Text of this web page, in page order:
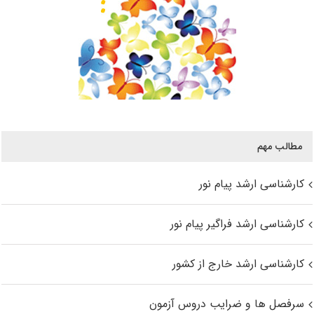
مطالب مهم
کارشناسی ارشد پیام نور
کارشناسی ارشد فراگیر پیام نور
کارشناسی ارشد خارج از کشور
سرفصل ها و ضرایب دروس آزمون